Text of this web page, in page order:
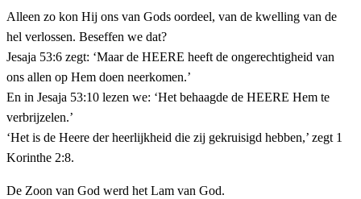
Alleen zo kon Hij ons van Gods oordeel, van de kwelling van de
hel verlossen. Beseffen we dat?
Jesaja 53:6 zegt: ‘Maar de HEERE heeft de ongerechtigheid van
ons allen op Hem doen neerkomen.’
En in Jesaja 53:10 lezen we: ‘Het behaagde de HEERE Hem te
verbrijzelen.’
‘Het is de Heere der heerlijkheid die zij gekruisigd hebben,’ zegt 1
Korinthe 2:8.
De Zoon van God werd het Lam van God.